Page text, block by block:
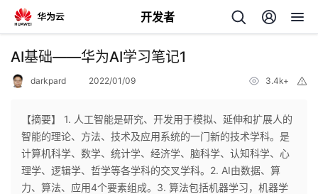
开发者
返
个
AI基础——华为AI学习笔记1
darkpard 2022/01/09 3.4k+
【摘要】 1. 人工智能是研究、开发用于模拟、延伸和扩展人的
智能的理论、方法、技术及应用系统的一门新的技术学科。是
计算机科学、数学、统计学、经济学、脑科学、认知科学、心
理学、逻辑学、哲学等各学科的交叉学科。2. AI由数据、算
力、算法、应用4个要素组成。3. 算法包括机器学习，机器学